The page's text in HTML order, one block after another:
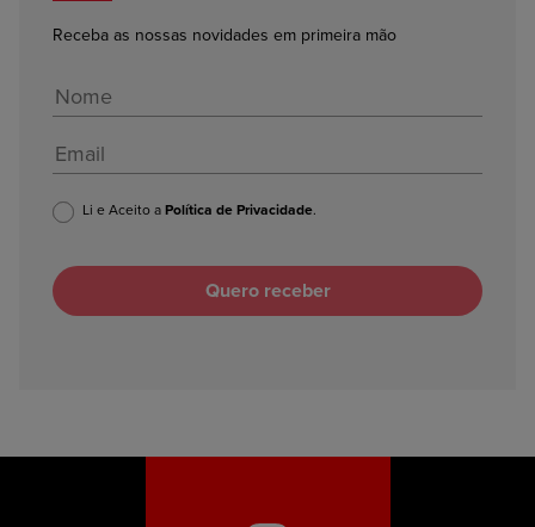
Receba as nossas novidades em primeira mão
Li e Aceito a Política de Privacidade.